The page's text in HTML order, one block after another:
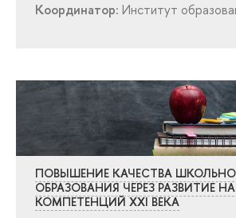
Координатор: Институт
ПОВЫШЕНИЕ КАЧЕСТВА
ОБРАЗОВАНИЯ ЧЕРЕЗ РАЗВИТИЕ
КОМПЕТЕНЦИЙ XXI ВЕКА